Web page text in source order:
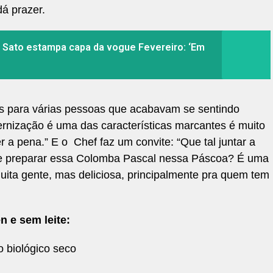
prazer.
estampa capa da vogue Fevereiro: ‘Em
para várias pessoas que acabavam se sentindo
é uma das características marcantes é muito
a pena.” E o Chef faz um convite: “Que tal juntar a
essa Colomba Pascal nessa Páscoa? É uma
gente, mas deliciosa, principalmente pra quem tem
e sem leite:
biológico seco